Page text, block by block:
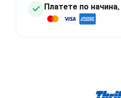
Платете по